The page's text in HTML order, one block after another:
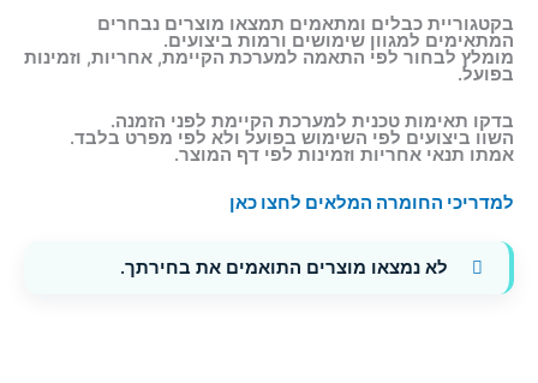
בקטגוריית כבלים ומתאמים תמצאו מוצרים נבחרים
המתאימים למגוון שימושים ורמות ביצועים.
מומלץ לבחור לפי התאמה למערכת הקיימת, אחריות, וזמינות
בפועל.
בדקו תאימות טכנית למערכת הקיימת לפני הזמנה.
השוו ביצועים לפי השימוש בפועל ולא לפי מפרט בלבד.
אמתו תנאי אחריות וזמינות לפי דף המוצר.
למדריכי החומרה המלאים לחצו כאן
לא נמצאו מוצרים התואמים את בחירתך.